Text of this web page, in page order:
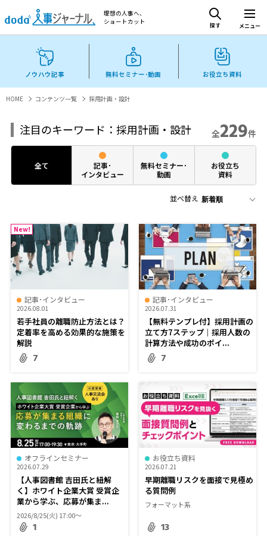
理想の人事へ、
ショートカット
探す メニュー
ノウハウ記事 無料セミナー･動画 お役立ち資料
HOME コンテンツ一覧 採用計画・設計
注目のキーワード：採用計画・設計 全229件
全て
記事･
インタビュー
無料セミナー･
動画
お役立ち
資料
並べ替え
New!
記事･インタビュー
2026.08.01
若手社員の離職防止方法とは？
定着率を高める効果的な施策を
解説
7
記事･インタビュー
2026.07.31
【無料テンプレ付】採用計画の
立て方7ステップ｜採用人数の
計算方法や成功のポイ...
7
オフラインセミナー
2026.07.29
【人事図書館 吉田氏と紐解
く】ホワイト企業大賞 受賞企
業から学ぶ、応募が集ま...
2026/8/25(火) 17:00〜
1
お役立ち資料
2026.07.21
早期離職リスクを面接で見極め
る質問例
フォーマット系
13